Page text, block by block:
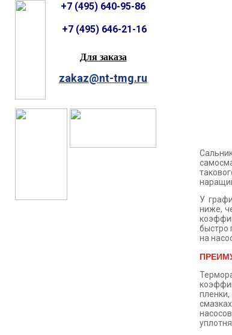
+7 (495) 640-95-86
+7 (495) 646-21-16
Для заказа
zakaz@nt-tmg.ru
У
ниже,
быстро
на